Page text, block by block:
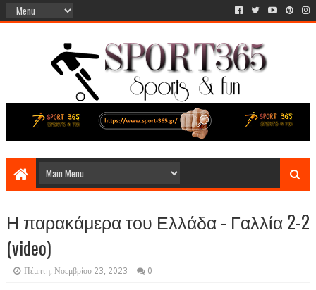
Η παρακάμερα του Ελλάδα - Γαλλία 2-2
(video)
Πέμπτη, Νοεμβρίου 23, 2023 0